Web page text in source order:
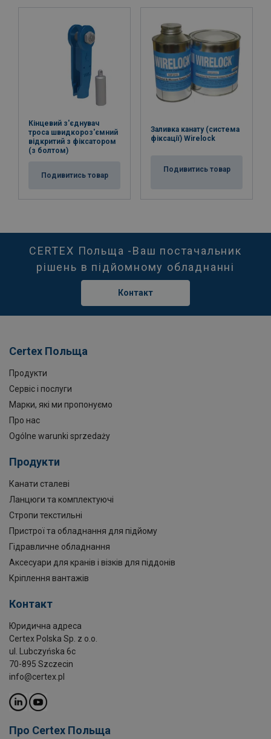
Кінцевий з'єднувач
троса швидкороз'ємний
відкритий з фіксатором
(з болтом)
Подивитись товар
Заливка канату (система
фіксації) Wirelock
Подивитись товар
CERTEX Польща -Ваш постачальник
рішень в підйомному обладнанні
Контакт
Certex Польща
Продукти
Сервіс і послуги
Марки, які ми пропонуємо
Про нас
Ogólne warunki sprzedaży
Продукти
Канати сталеві
Ланцюги та комплектуючі
Стропи текстильні
Пристрої та обладнання для підйому
Гідравличне обладнання
Аксесуари для кранів і візків для піддонів
Кріплення вантажів
Контакт
Юридична адреса
Certex Polska Sp. z o.o.
ul. Lubczyńska 6c
70-895 Szczecin
info@certex.pl
Про Certex Польща